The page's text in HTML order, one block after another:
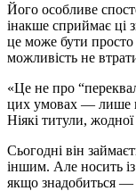
Його особливе
інакше сприймає ці
це може бути просто
можливість не
«Це не про
цих умовах — лише
Ніякі титули, жодної
Сьогодні він
іншим. Але носить
якщо знадобиться —